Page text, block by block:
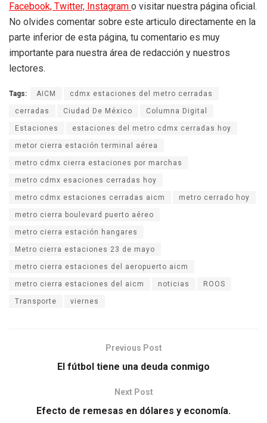
Facebook, Twitter, Instagram o visitar nuestra página oficial.
No olvides comentar sobre este articulo directamente en la
parte inferior de esta página, tu comentario es muy
importante para nuestra área de redacción y nuestros
lectores.
Tags: AICM cdmx estaciones del metro cerradas
cerradas Ciudad De México Columna Digital
Estaciones estaciones del metro cdmx cerradas hoy
metor cierra estación terminal aérea
metro cdmx cierra estaciones por marchas
metro cdmx esaciones cerradas hoy
metro cdmx estaciones cerradas aicm metro cerrado hoy
metro cierra boulevard puerto aéreo
metro cierra estación hangares
Metro cierra estaciones 23 de mayo
metro cierra estaciones del aeropuerto aicm
metro cierra estaciones del aicm noticias ROOS
Transporte viernes
Previous Post
El fútbol tiene una deuda conmigo
Next Post
Efecto de remesas en dólares y economía.